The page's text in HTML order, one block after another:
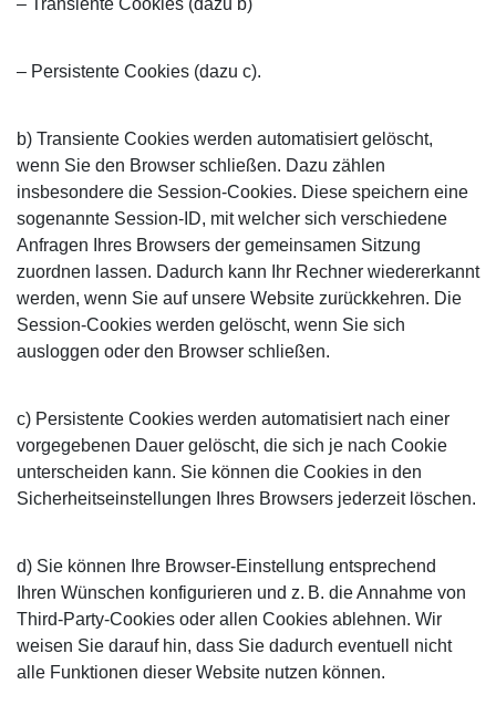
– Transiente Cookies (dazu b)
– Persistente Cookies (dazu c).
b) Transiente Cookies werden automatisiert gelöscht,
wenn Sie den Browser schließen. Dazu zählen
insbesondere die Session-Cookies. Diese speichern eine
sogenannte Session-ID, mit welcher sich verschiedene
Anfragen Ihres Browsers der gemeinsamen Sitzung
zuordnen lassen. Dadurch kann Ihr Rechner wiedererkannt
werden, wenn Sie auf unsere Website zurückkehren. Die
Session-Cookies werden gelöscht, wenn Sie sich
ausloggen oder den Browser schließen.
c) Persistente Cookies werden automatisiert nach einer
vorgegebenen Dauer gelöscht, die sich je nach Cookie
unterscheiden kann. Sie können die Cookies in den
Sicherheitseinstellungen Ihres Browsers jederzeit löschen.
d) Sie können Ihre Browser-Einstellung entsprechend
Ihren Wünschen konfigurieren und z. B. die Annahme von
Third-Party-Cookies oder allen Cookies ablehnen. Wir
weisen Sie darauf hin, dass Sie dadurch eventuell nicht
alle Funktionen dieser Website nutzen können.